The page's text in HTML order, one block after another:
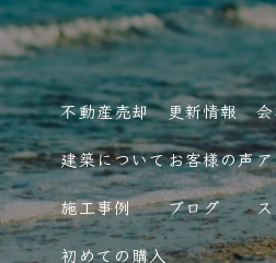
不動産売却
建築について
施工事例
初めての購入
更新情報
お客様の声
ブログ